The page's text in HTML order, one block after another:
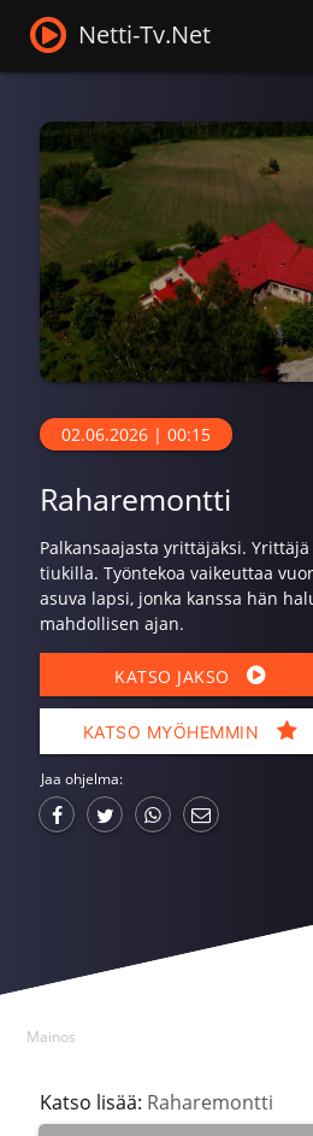
Netti-Tv.Net
02.06.2026 | 00:15
Raharemontti
Palkansaajasta yrittäjäksi.
tiukilla. Työntekoa vaikeuttaa
asuva lapsi, jonka kanssa hän
mahdollisen ajan.
KATSO JAKSO
KATSO MYÖHEMMIN
Jaa ohjelma:
Mainos
Katso lisää: Raharemontti